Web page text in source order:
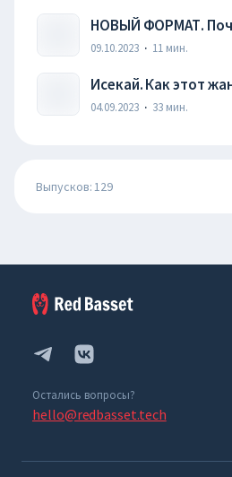
НОВЫЙ ФОРМАТ.
09.10.2023 · 11 мин.
Исекай. Как этот
04.09.2023 · 33 мин.
Выпусков: 129
Остались вопросы?
hello@redbasset.tech